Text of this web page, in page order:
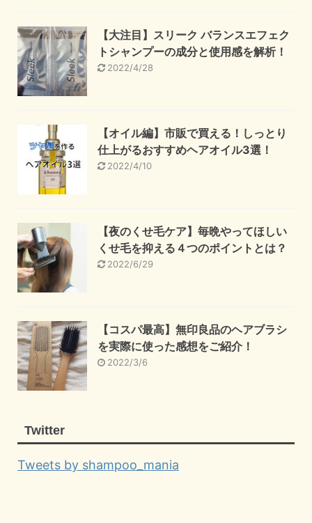
【大注目】スリーク バランスエフェク
トシャンプーの成分と使用感を解析！
2022/4/28
【オイル編】市販で買える！しっとり
仕上がるおすすめヘアオイル3選！
2022/4/10
【夜のくせ毛ケア】毎晩やってほしい
くせ毛を抑える４つのポイントとは？
2022/6/29
【コスパ最高】無印良品のヘアブラシ
を実際に使った感想をご紹介！
2022/3/6
Twitter
Tweets by shampoo_mania